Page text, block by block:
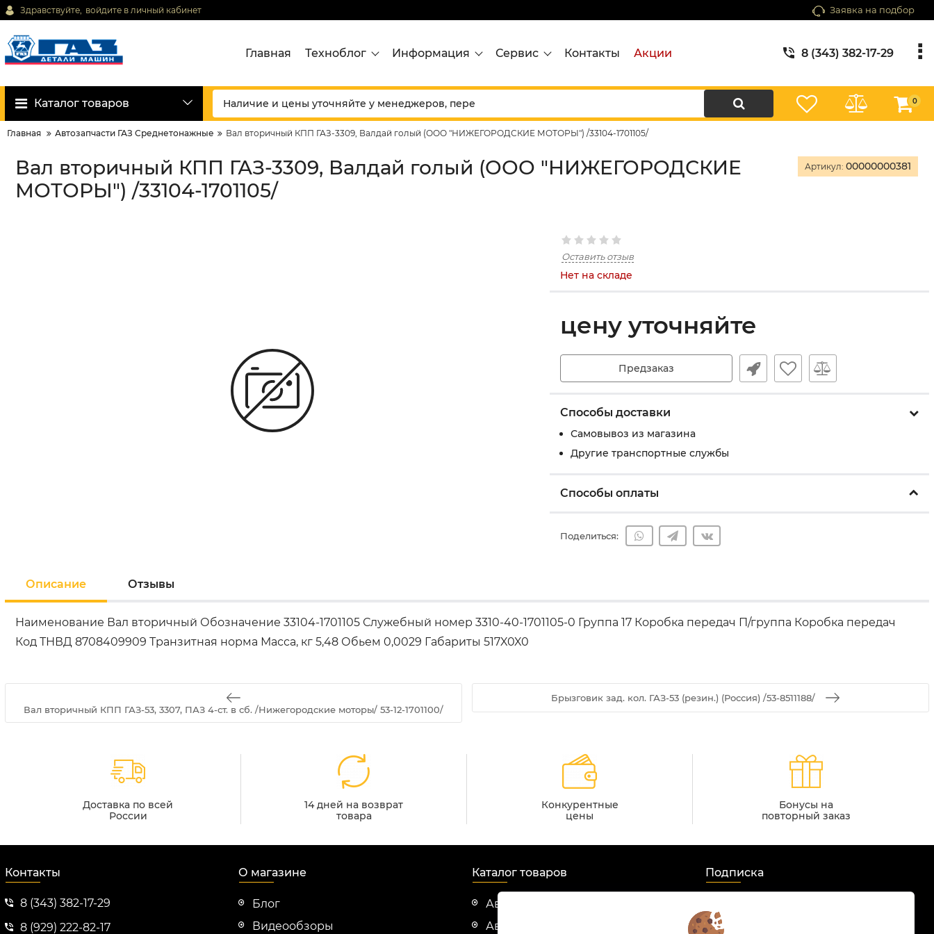
Здравствуйте, войдите в личный кабинет Заявка на подбор
Главная Техноблог Информация Сервис Контакты Акции 8 (343) 382-17-29
Каталог товаров 0
Главная Автозапчасти ГАЗ Среднетонажные Вал вторичный КПП ГАЗ-3309, Валдай голый (ООО "НИЖЕГОРОДСКИЕ МОТОРЫ") /33104-1701105/
Вал вторичный КПП ГАЗ-3309, Валдай голый (ООО "НИЖЕГОРОДСКИЕ
МОТОРЫ") /33104-1701105/
Артикул: 00000000381
Оставить отзыв
Нет на складе
цену уточняйте
Предзаказ
Способы доставки
Самовывоз из магазина
Другие транспортные службы
Способы оплаты
Поделиться:
Описание Отзывы
Наименование Вал вторичный Обозначение 33104-1701105 Служебный номер 3310-40-1701105-0 Группа 17 Коробка передач П/группа Коробка передач
Код ТНВД 8708409909 Транзитная норма Масса, кг 5,48 Обьем 0,0029 Габариты 517X0X0
Вал вторичный КПП ГАЗ-53, 3307, ПАЗ 4-ст. в сб. /Нижегородские моторы/ 53-12-1701100/
Брызговик зад. кол. ГАЗ-53 (резин.) (Россия) /53-8511188/
Доставка по всей
России
14 дней на возврат
товара
Конкурентные
цены
Бонусы на
повторный заказ
Контакты
8 (343) 382-17-29
8 (929) 222-82-17
О магазине
Блог
Видеообзоры
Каталог товаров
Автозапчасти Cummins
Автозапчасти Evotech
Подписка